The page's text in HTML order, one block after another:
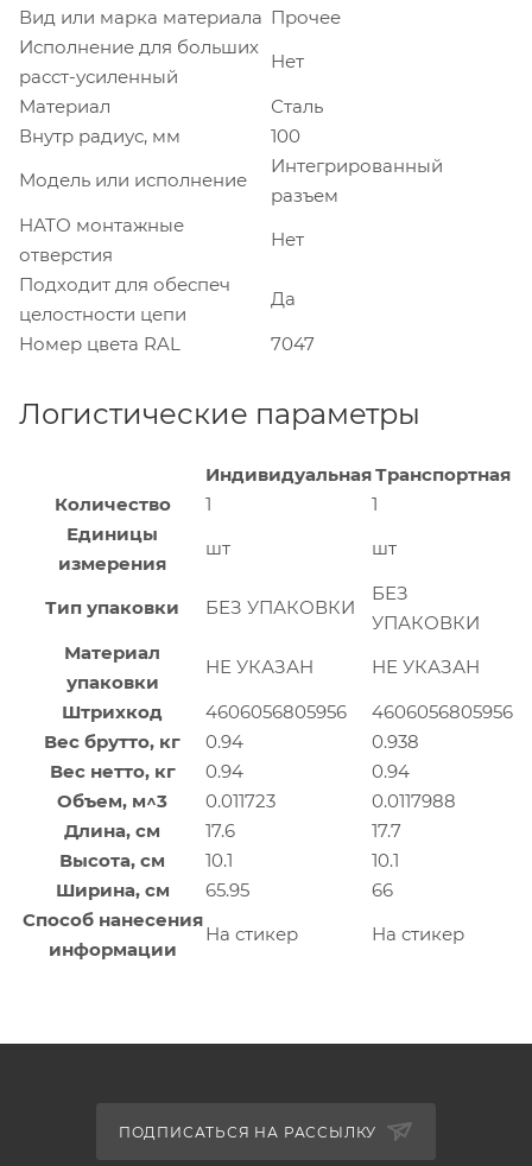
Вид или марка материала Прочее
Исполнение для больших
расст-усиленный
Нет
Материал
Сталь
Внутр радиус, мм
100
Модель или исполнение
Интегрированный
разъем
НАТО монтажные
отверстия
Нет
Подходит для обеспеч
целостности цепи
Да
Номер цвета RAL
7047
Логистические параметры
ИндивидуальнаяТранспортная
Количество
1
1
Единицы
измерения
шт шт
Тип упаковки БЕЗ УПАКОВКИ
БЕЗ
УПАКОВКИ
Материал
упаковки
НЕ УКАЗАН
НЕ УКАЗАН
Штрихкод
4606056805956
4606056805956
Вес брутто, кг
0.94
0.938
Вес нетто, кг
0.94
0.94
Объем, м^3
0.011723
0.0117988
Длина, см
17.6
17.7
Высота, см
10.1
10.1
Ширина, см
65.95
66
Способ нанесения
информации
На стикер На стикер
ПОДПИСАТЬСЯ НА РАССЫЛКУ